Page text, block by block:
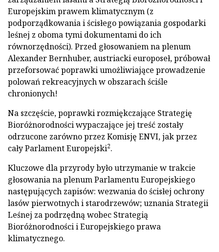
Europejskim prawem klimatycznym (z
podporządkowania i ścisłego powiązania gospodarki
leśnej z oboma tymi dokumentami do ich
równorzędności). Przed głosowaniem na plenum
Alexander Bernhuber, austriacki europoseł, próbował
przeforsować poprawki umożliwiające prowadzenie
polowań rekreacyjnych w obszarach ściśle
chronionych!
Na szczęście, poprawki rozmiękczające Strategię
Bioróżnorodności wypaczające jej treść zostały
odrzucone zarówno przez Komisję ENVI, jak przez
cały Parlament Europejski2.
Kluczowe dla przyrody było utrzymanie w trakcie
głosowania na plenum Parlamentu Europejskiego
następujących zapisów: wezwania do ścisłej ochrony
lasów pierwotnych i starodrzewów; uznania Strategii
Leśnej za podrzędną wobec Strategią
Bioróżnorodności i Europejskiego prawa
klimatycznego.